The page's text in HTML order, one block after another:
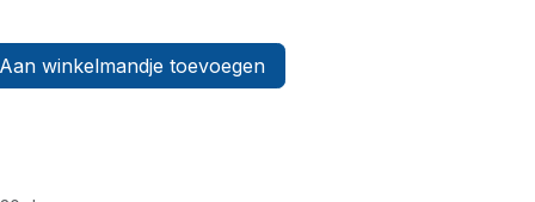
Aan winkelmandje toevoegen